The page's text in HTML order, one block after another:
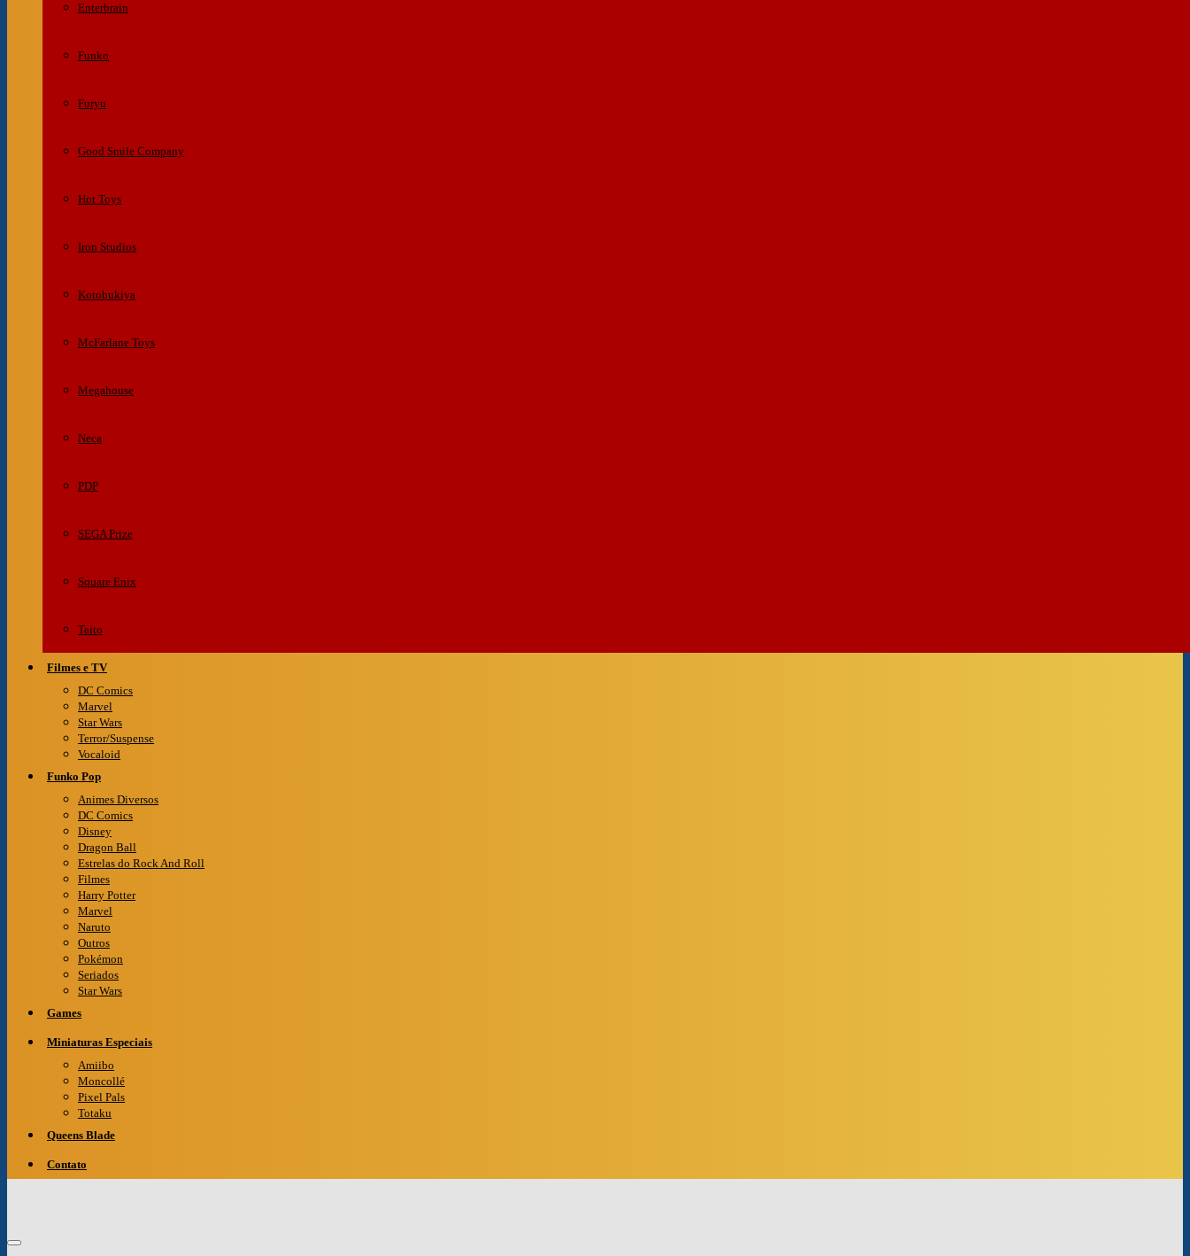
Enterbrain
Funko
Furyu
Good Smile Company
Hot Toys
Iron Studios
Kotobukiya
McFarlane Toys
Megahouse
Neca
PDP
SEGA Prize
Square Enix
Taito
Filmes e TV
DC Comics
Marvel
Star Wars
Terror/Suspense
Vocaloid
Funko Pop
Animes Diversos
DC Comics
Disney
Dragon Ball
Estrelas do Rock And Roll
Filmes
Harry Potter
Marvel
Naruto
Outros
Pokémon
Seriados
Star Wars
Games
Miniaturas Especiais
Amiibo
Moncollé
Pixel Pals
Totaku
Queens Blade
Contato